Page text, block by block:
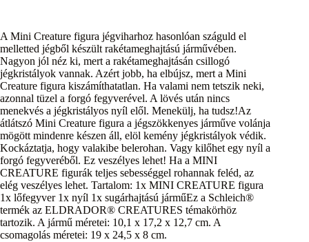
A Mini Creature figura jégviharhoz hasonlóan száguld el
melletted jégből készült rakétameghajtású járművében.
Nagyon jól néz ki, mert a rakétameghajtásán csillogó
jégkristályok vannak. Azért jobb, ha elbújsz, mert a Mini
Creature figura kiszámíthatatlan. Ha valami nem tetszik neki,
azonnal tüzel a forgó fegyverével. A lövés után nincs
menekvés a jégkristályos nyíl elől. Menekülj, ha tudsz!Az
átlátszó Mini Creature figura a jégszökkenyes járműve volánja
mögött mindenre készen áll, elöl kemény jégkristályok védik.
Kockáztatja, hogy valakibe belerohan. Vagy kilőhet egy nyíl a
forgó fegyveréből. Ez veszélyes lehet! Ha a MINI
CREATURE figurák teljes sebességgel rohannak feléd, az
elég veszélyes lehet. Tartalom: 1x MINI CREATURE figura
1x lőfegyver 1x nyíl 1x sugárhajtású járműEz a Schleich®
termék az ELDRADOR® CREATURES témakörhöz
tartozik. A jármű méretei: 10,1 x 17,2 x 12,7 cm. A
csomagolás méretei: 19 x 24,5 x 8 cm.